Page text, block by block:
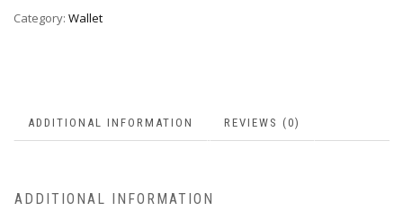
Category: Wallet
ADDITIONAL INFORMATION REVIEWS (0)
ADDITIONAL INFORMATION